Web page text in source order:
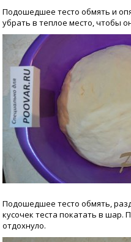
Подошедшее тесто обмять и
убрать в теплое место, чтобы
Подошедшее тесто обмять,
кусочек теста покатать в шар.
отдохнуло.